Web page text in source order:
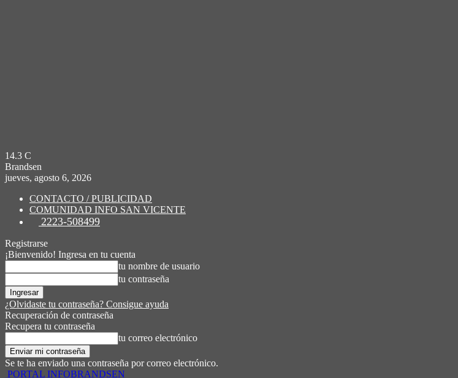
14.3 C
Brandsen
jueves, agosto 6, 2026
CONTACTO / PUBLICIDAD
COMUNIDAD INFO SAN VICENTE
2223-508499
Registrarse
¡Bienvenido! Ingresa en tu cuenta
tu nombre de usuario
tu contraseña
¿Olvidaste tu contraseña? Consigue ayuda
Recuperación de contraseña
Recupera tu contraseña
tu correo electrónico
Se te ha enviado una contraseña por correo electrónico.
PORTAL INFOBRANDSEN